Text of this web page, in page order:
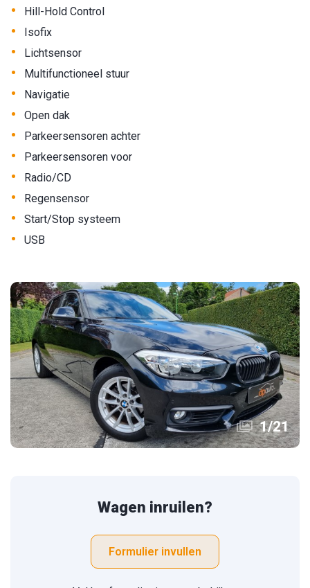
• Hill-Hold Control
• Isofix
• Lichtsensor
• Multifunctioneel stuur
• Navigatie
• Open dak
• Parkeersensoren achter
• Parkeersensoren voor
• Radio/CD
• Regensensor
• Start/Stop systeem
• USB
1/21
Wagen inruilen?
Formulier invullen